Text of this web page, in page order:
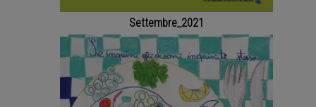
Settembre_2021